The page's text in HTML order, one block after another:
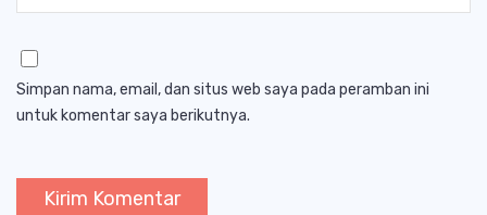
Simpan nama, email, dan situs web saya pada peramban ini
untuk komentar saya berikutnya.